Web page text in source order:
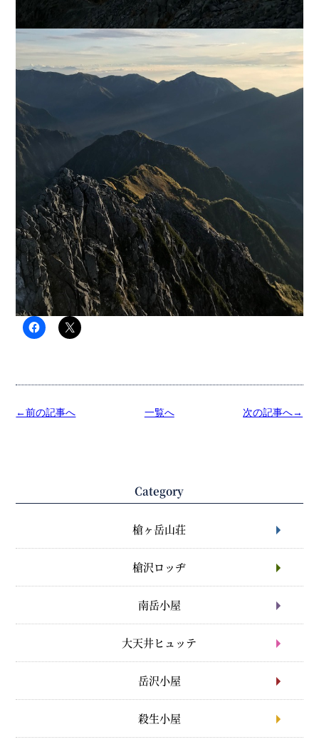
←前の記事へ 一覧へ 次の記事へ→
Category
槍ヶ岳山荘
槍沢ロッヂ
南岳小屋
大天井ヒュッテ
岳沢小屋
殺生小屋